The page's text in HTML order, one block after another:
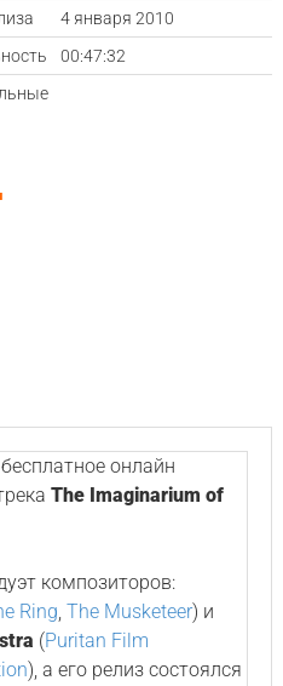
4 января 2010
00:47:32
онлайн
The Imaginarium of
композиторов:
Ring, The Musketeer) и
(Puritan Film
), а его релиз состоялся